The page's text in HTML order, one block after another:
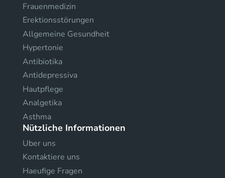
Frauenmedizin
Erektionsstörungen
Allgemeine Gesundheit
Hypertonie
Antibiotika
Antidepressiva
Hautpflege
Analgetika
Asthma
Nützliche Informationen
Uber uns
Kontaktiere uns
Haeufige Fragen